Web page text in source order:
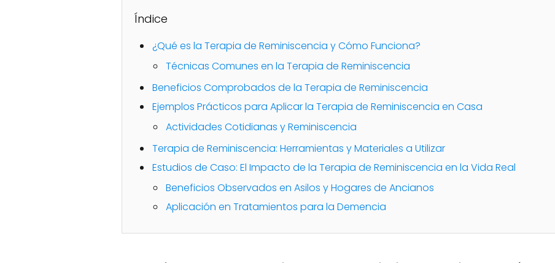
Índice
¿Qué es la Terapia de Reminiscencia y Cómo Funciona?
Técnicas Comunes en la Terapia de Reminiscencia
Beneficios Comprobados de la Terapia de Reminiscencia
Ejemplos Prácticos para Aplicar la Terapia de Reminiscencia en Casa
Actividades Cotidianas y Reminiscencia
Terapia de Reminiscencia: Herramientas y Materiales a Utilizar
Estudios de Caso: El Impacto de la Terapia de Reminiscencia en la Vida Real
Beneficios Observados en Asilos y Hogares de Ancianos
Aplicación en Tratamientos para la Demencia